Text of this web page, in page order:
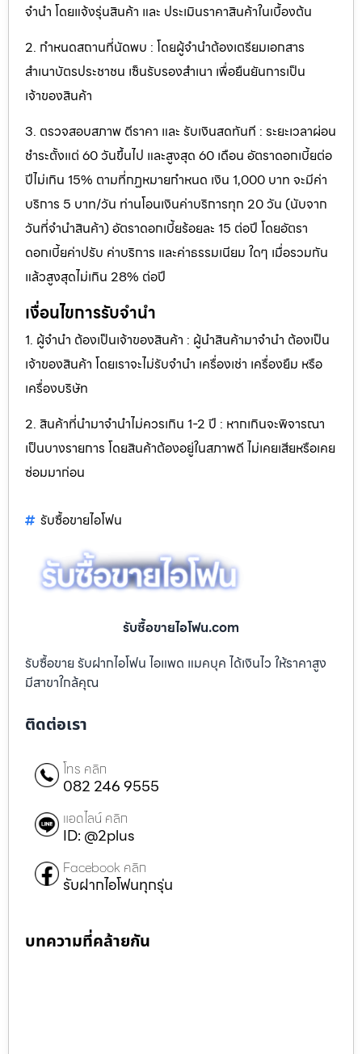
จำนำ โดยแจ้งรุ่นสินค้า และ ประเมินราคาสินค้าในเบื้องต้น
2. กำหนดสถานที่นัดพบ : โดยผู้จำนำต้องเตรียมเอกสาร
สำเนาบัตรประชาชน เซ็นรับรองสำเนา เพื่อยืนยันการเป็น
เจ้าของสินค้า
3. ตรวจสอบสภาพ ตีราคา และ รับเงินสดทันที : ระยะเวลาผ่อน
ชำระตั้งแต่ 60 วันขึ้นไป และสูงสุด 60 เดือน อัตราดอกเบี้ยต่อ
ปีไม่เกิน 15% ตามที่กฏหมายกำหนด เงิน 1,000 บาท จะมีค่า
บริการ 5 บาท/วัน ท่านโอนเงินค่าบริการทุก 20 วัน (นับจาก
วันที่จำนำสินค้า) อัตราดอกเบี้ยร้อยละ 15 ต่อปี โดยอัตรา
ดอกเบี้ยค่าปรับ ค่าบริการ และค่าธรรมเนียม ใดๆ เมื่อรวมกัน
แล้วสูงสุดไม่เกิน 28% ต่อปี
เงื่อนไขการรับจำนำ
1. ผู้จำนำ ต้องเป็นเจ้าของสินค้า : ผู้นำสินค้ามาจำนำ ต้องเป็น
เจ้าของสินค้า โดยเราจะไม่รับจำนำ เครื่องเช่า เครื่องยืม หรือ
เครื่องบริษัท
2. สินค้าที่นำมาจำนำไม่ควรเกิน 1-2 ปี : หากเกินจะพิจารณา
เป็นบางรายการ โดยสินค้าต้องอยู่ในสภาพดี ไม่เคยเสียหรือเคย
ซ่อมมาก่อน
รับซื้อขายไอโฟน
รับซื้อขายไอโฟน.com
รับซื้อขาย รับฝากไอโฟน ไอแพด แมคบุค ได้เงินไว ให้ราคาสูง
มีสาขาใกล้คุณ
ติดต่อเรา
โทร คลิก
082 246 9555
แอดไลน์ คลิก
ID: @2plus
Facebook คลิก
รับฝากไอโฟนทุกรุ่น
บทความที่คล้ายกัน